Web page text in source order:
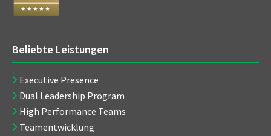
Beliebte Leistungen
Executive Presence
Dual Leadership Program
High Performance Teams
Teamentwicklung